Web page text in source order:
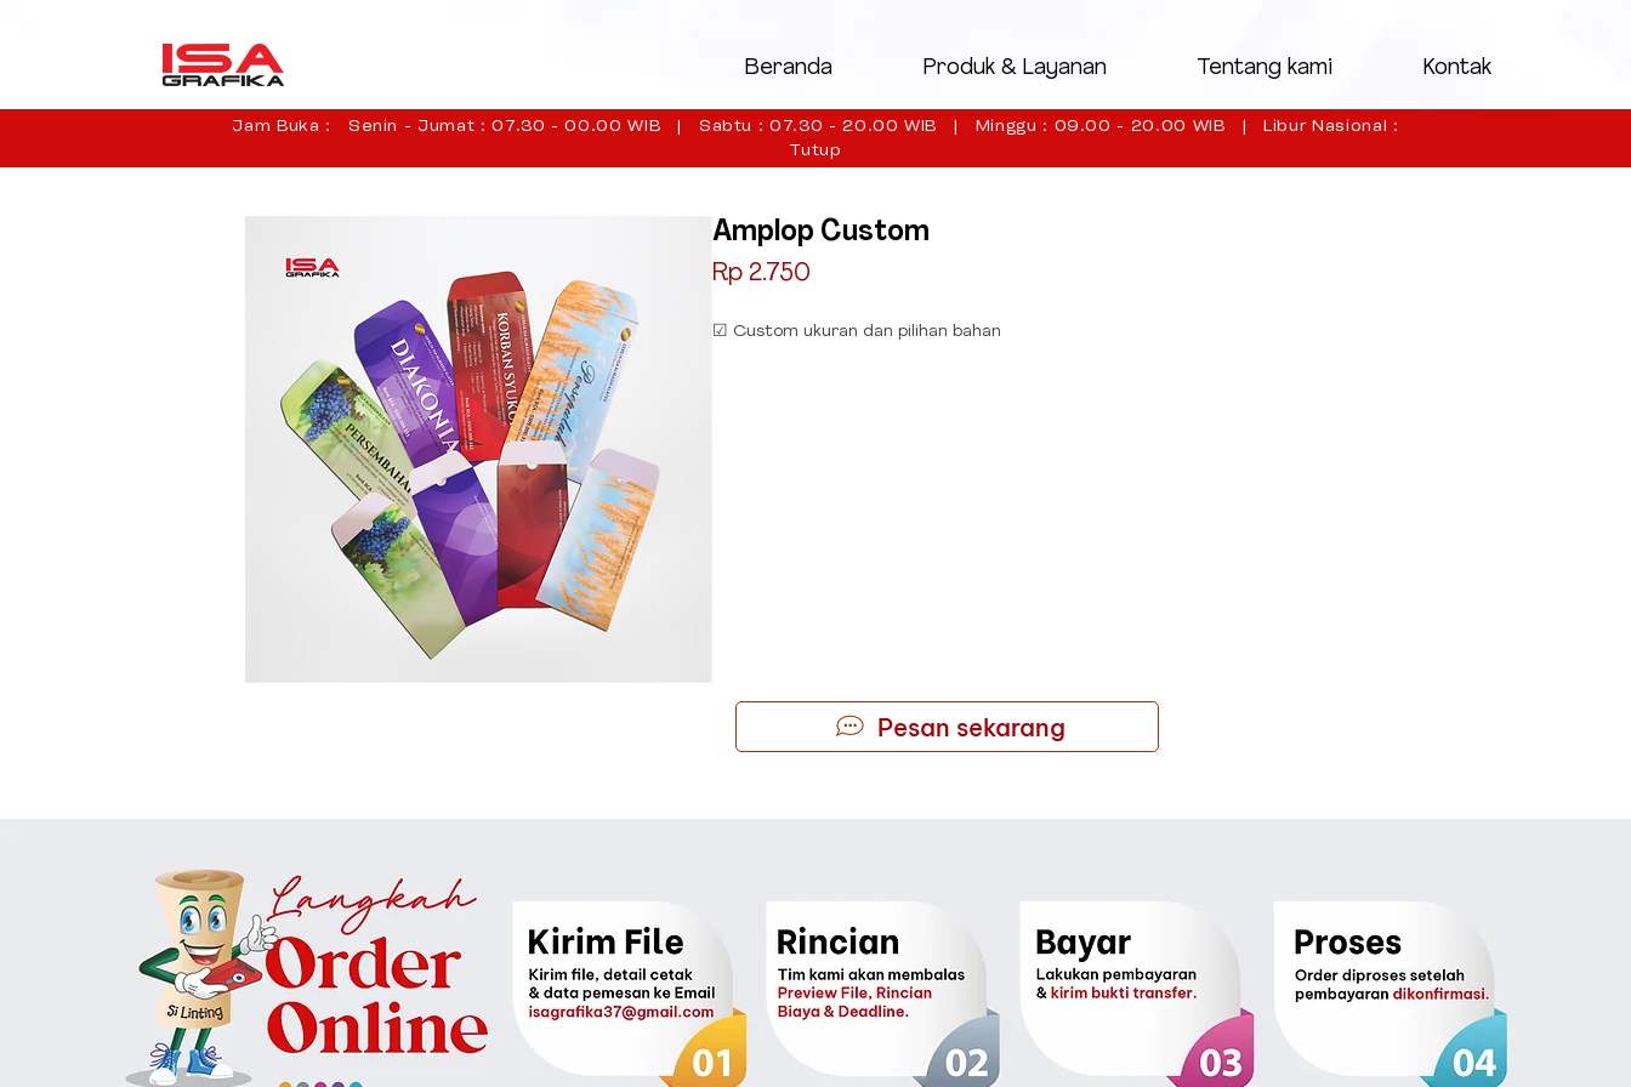
Beranda Produk & Layanan Tentang kami Kontak
Jam Buka : Senin - Jumat : 07.30 - 00.00 WIB | Sabtu : 07.30 - 20.00 WIB | Minggu : 09.00 - 20.00 WIB | Libur Nasional :
Tutup
Amplop Custom
Rp 2.750
☑ Custom ukuran dan pilihan bahan
Pesan sekarang